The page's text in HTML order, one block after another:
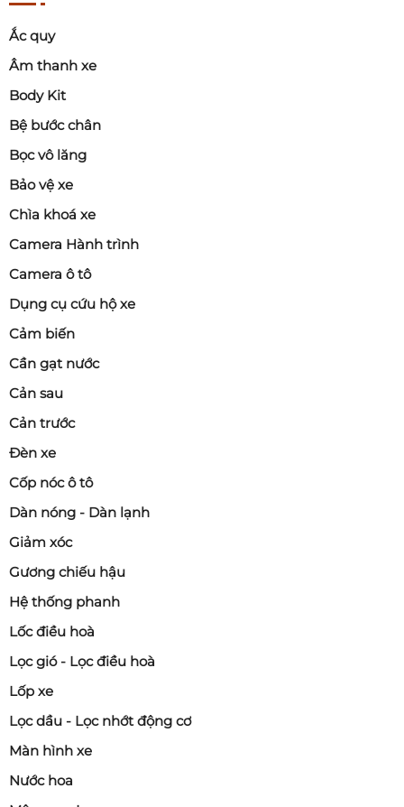
Ắc quy
Âm thanh xe
Body Kit
Bệ bước chân
Bọc vô lăng
Bảo vệ xe
Chìa khoá xe
Camera Hành trình
Camera ô tô
Dụng cụ cứu hộ xe
Cảm biến
Cần gạt nước
Cản sau
Cản trước
Đèn xe
Cốp nóc ô tô
Dàn nóng - Dàn lạnh
Giảm xóc
Gương chiếu hậu
Hệ thống phanh
Lốc điều hoà
Lọc gió - Lọc điều hoà
Lốp xe
Lọc dầu - Lọc nhớt động cơ
Màn hình xe
Nước hoa